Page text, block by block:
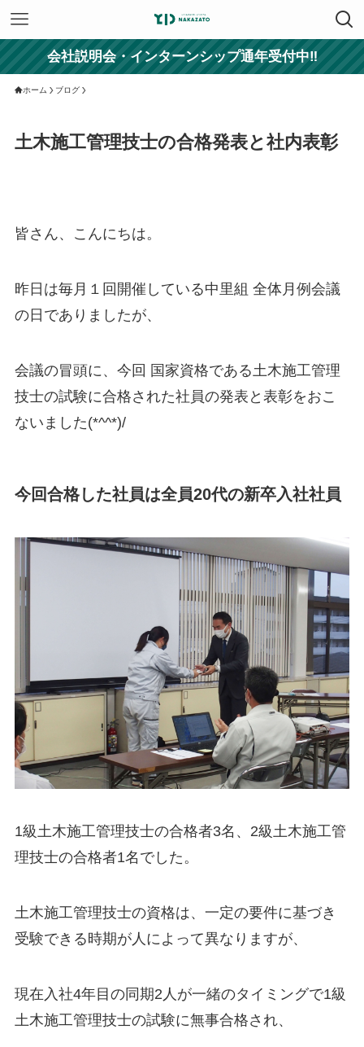
会社説明会・インターンシップ通年受付中‼
ホーム ブログ
土木施工管理技士の合格発表と社内表彰
皆さん、こんにちは。
昨日は毎月１回開催している中里組 全体月例会議
の日でありましたが、
会議の冒頭に、今回 国家資格である土木施工管理
技士の試験に合格された社員の発表と表彰をおこ
ないました(*^^*)/
今回合格した社員は全員20代の新卒入社社員
1級土木施工管理技士の合格者3名、2級土木施工管
理技士の合格者1名でした。
土木施工管理技士の資格は、一定の要件に基づき
受験できる時期が人によって異なりますが、
現在入社4年目の同期2人が一緒のタイミングで1級
土木施工管理技士の試験に無事合格され、